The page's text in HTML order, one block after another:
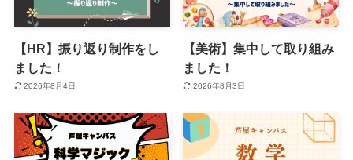
【HR】振り返り制作をし
ました！
2026年8月4日
【美術】集中して取り組み
ました！
2026年8月3日